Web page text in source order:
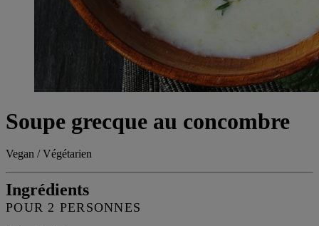
Soupe grecque au concombre
Vegan / Végétarien
Ingrédients
POUR 2 PERSONNES